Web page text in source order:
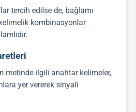
tercih edilse de, bağlamı
kombinasyonlar
metinde ilgili anahtar kelimeler,
yer vererek sinyali